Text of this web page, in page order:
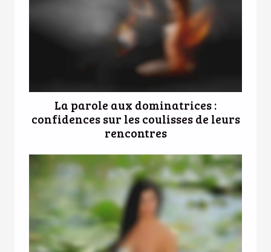
La parole aux dominatrices :
confidences sur les coulisses de leurs
rencontres